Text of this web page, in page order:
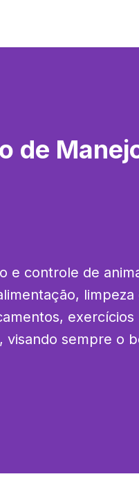
de
e controle de
limpeza
exercícios
visando sempre o